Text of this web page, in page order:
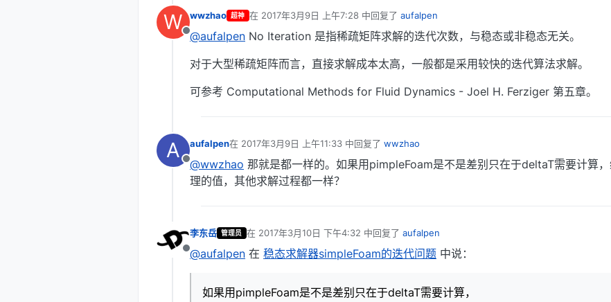
W
离线
wwzhao 超神 在 2017年3月9日 上午7:28中回复了 aufalpen
最后由 编辑
@aufalpen No Iteration 是指稀疏矩阵求解的迭代次数，与稳态或非稳态无关。
对于大型稀疏矩阵而言，直接求解成本太高，一般都是采用较快的迭代算法求解。
可参考 Computational Methods for Fluid Dynamics - Joel H. Ferziger 第五章。
A
离线
aufalpen在 2017年3月9日 上午11:33 中回复了 wwzhao
最后由 编辑
@wwzhao 那就是都一样的。如果用pimpleFoam是不是差别只在于deltaT需要计算
理的值，其他求解过程都一样？
离线
李东岳 管理员 在 2017年3月10日 下午4:32 中回复了 aufalpen
最后由 编辑
@aufalpen 在 稳态求解器simpleFoam的迭代问题 中说：
如果用pimpleFoam是不是差别只在于deltaT需要计算，